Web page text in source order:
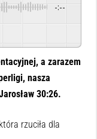
-:--
a zarazem
nasza
30:26.
rzuciła dla